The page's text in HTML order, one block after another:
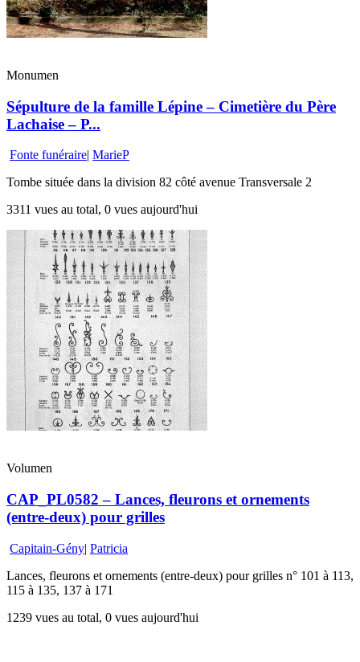
Monumen
Sépulture de la famille Lépine – Cimetière du Père
Lachaise – P...
Fonte funéraire MarieP
Tombe située dans la division 82 côté avenue Transversale 2
3311 vues au total, 0 vues aujourd'hui
Volumen
CAP_PL0582 – Lances, fleurons et ornements
(entre-deux) pour grilles
Capitain-Gény| Patricia
Lances, fleurons et ornements (entre-deux) pour grilles n° 101 à 113,
115 à 135, 137 à 171
1239 vues au total, 0 vues aujourd'hui